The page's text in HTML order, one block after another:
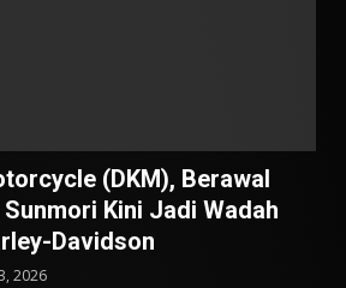
(DKM), Berawal
Kini Jadi Wadah
Davidson
2026